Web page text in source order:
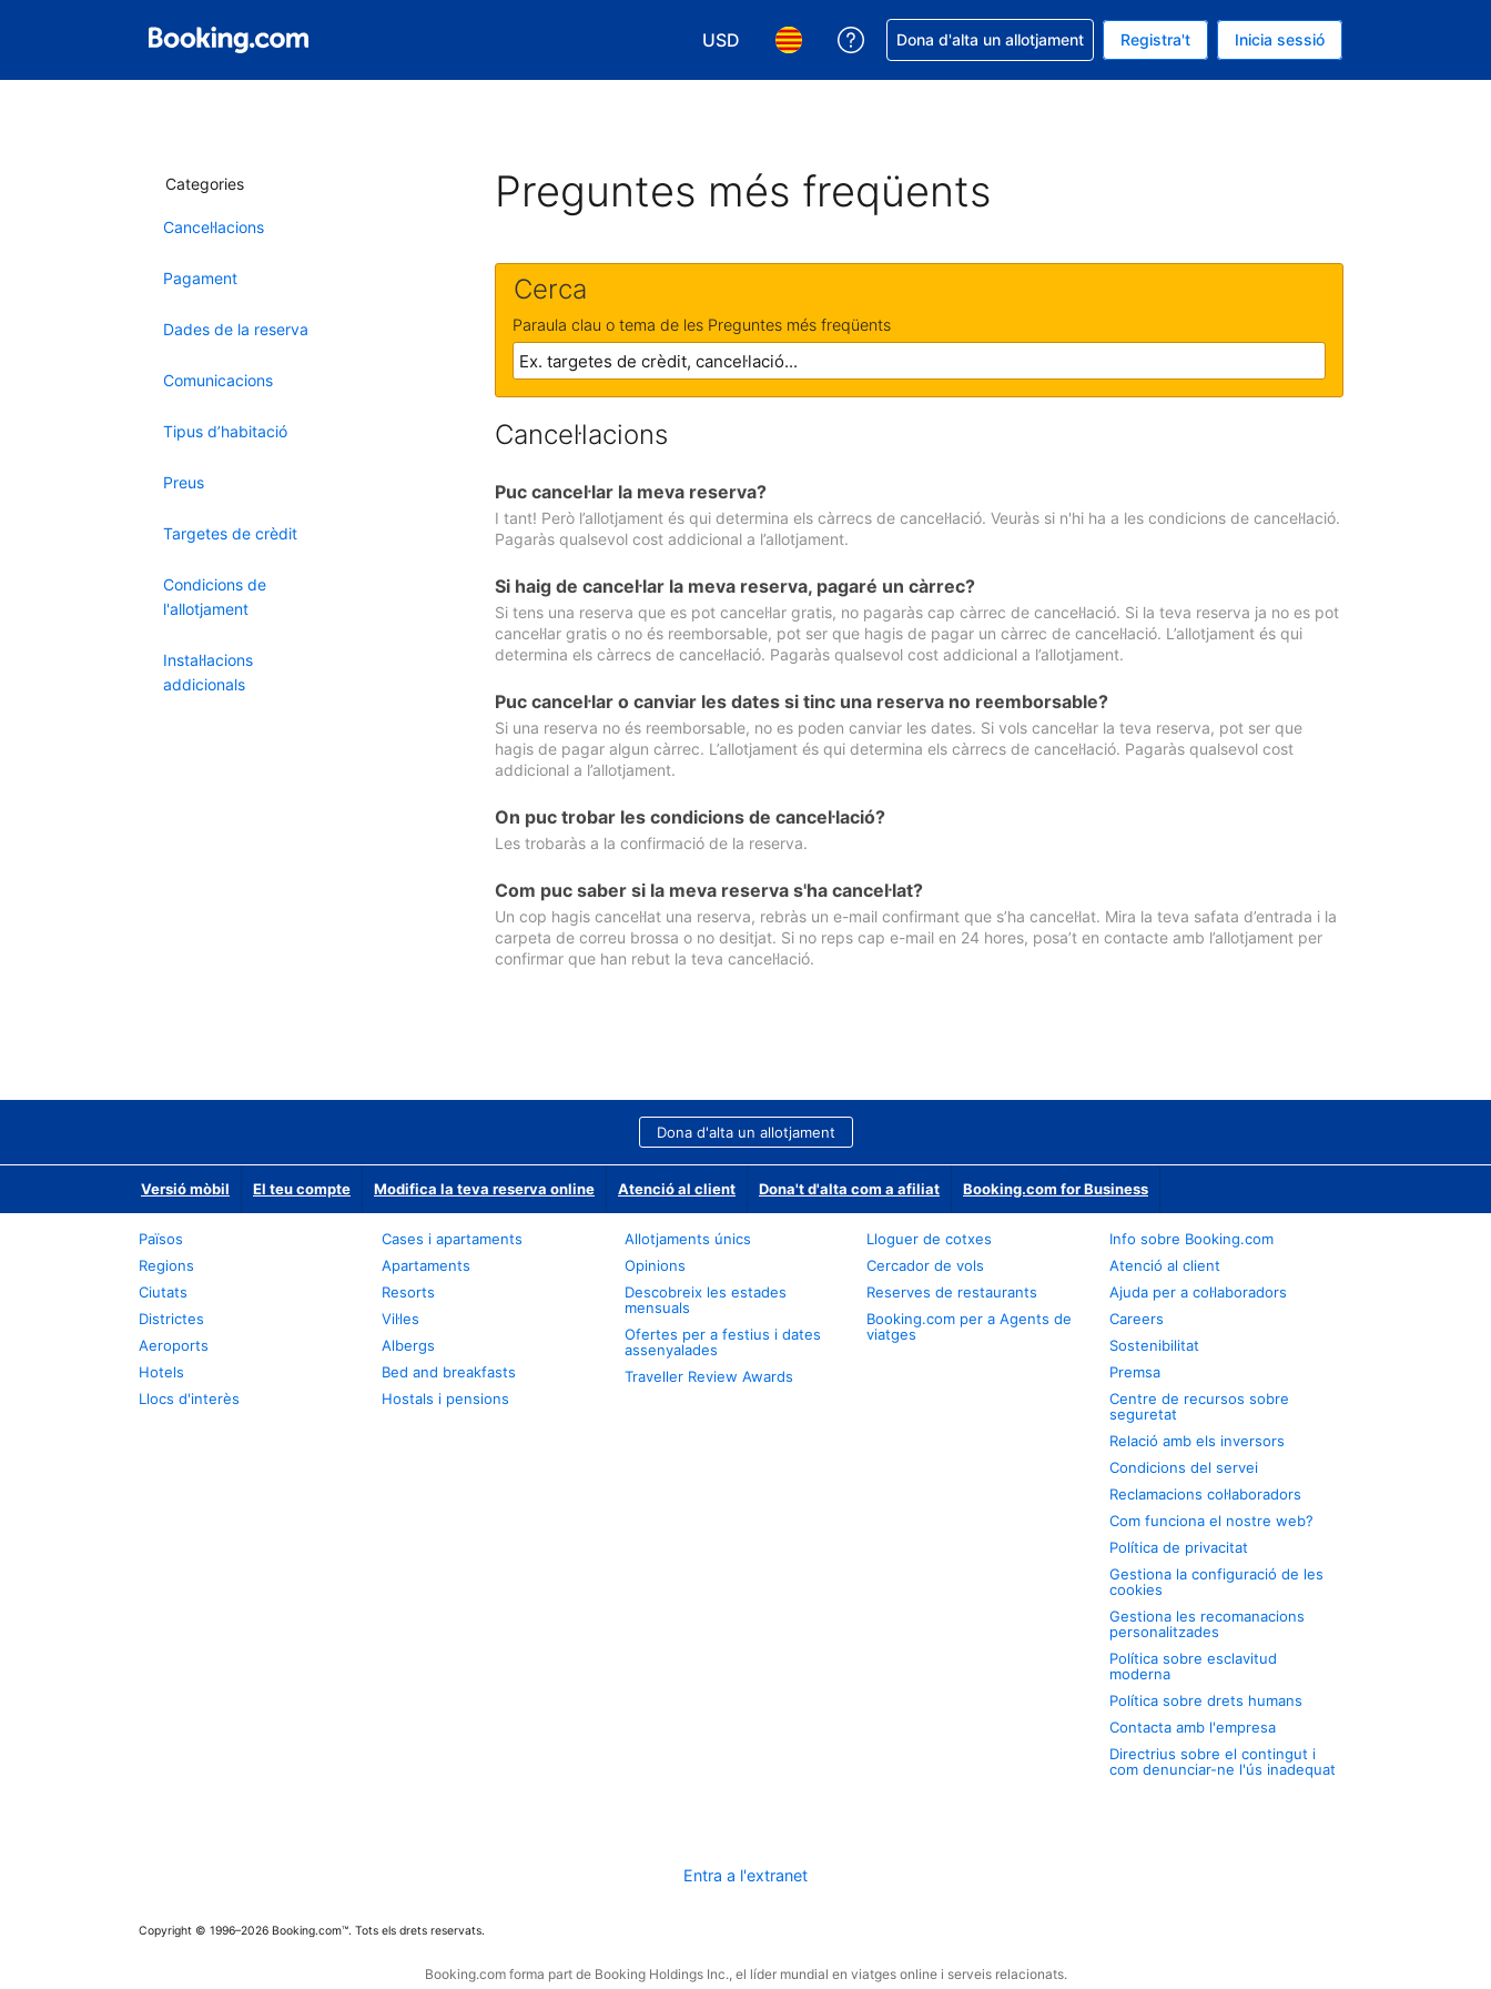
USD
Tria la moneda. La moneda actual és Dòlar dels Estats Units
Tria l'idioma. L'idioma actual és Català
Rep ajuda amb la reserva
Dona d'alta un allotjament Registra't Inicia sessió
Categories
Cancel·lacions
Pagament
Dades de la reserva
Comunicacions
Tipus d’habitació
Preus
Targetes de crèdit
Condicions de
l'allotjament
Instal·lacions
addicionals
Preguntes més freqüents
Cerca
Paraula clau o tema de les Preguntes més freqüents
Cancel·lacions
Puc cancel·lar la meva reserva?
I tant! Però l’allotjament és qui determina els càrrecs de cancel·lació. Veuràs si n'hi ha a les condicions de cancel·lació.
Pagaràs qualsevol cost addicional a l’allotjament.
Si haig de cancel·lar la meva reserva, pagaré un càrrec?
Si tens una reserva que es pot cancel·lar gratis, no pagaràs cap càrrec de cancel·lació. Si la teva reserva ja no es pot
cancel·lar gratis o no és reemborsable, pot ser que hagis de pagar un càrrec de cancel·lació. L’allotjament és qui
determina els càrrecs de cancel·lació. Pagaràs qualsevol cost addicional a l’allotjament.
Puc cancel·lar o canviar les dates si tinc una reserva no reemborsable?
Si una reserva no és reemborsable, no es poden canviar les dates. Si vols cancel·lar la teva reserva, pot ser que
hagis de pagar algun càrrec. L’allotjament és qui determina els càrrecs de cancel·lació. Pagaràs qualsevol cost
addicional a l’allotjament.
On puc trobar les condicions de cancel·lació?
Les trobaràs a la confirmació de la reserva.
Com puc saber si la meva reserva s'ha cancel·lat?
Un cop hagis cancel·lat una reserva, rebràs un e-mail confirmant que s’ha cancel·lat. Mira la teva safata d’entrada i la
carpeta de correu brossa o no desitjat. Si no reps cap e-mail en 24 hores, posa’t en contacte amb l’allotjament per
confirmar que han rebut la teva cancel·lació.
Dona d'alta un allotjament
Versió mòbil El teu compte Modifica la teva reserva online Atenció al client Dona't d'alta com a afiliat Booking.com for Business
Països
Regions
Ciutats
Districtes
Aeroports
Hotels
Llocs d'interès
Cases i apartaments
Apartaments
Resorts
Vil·les
Albergs
Bed and breakfasts
Hostals i pensions
Allotjaments únics
Opinions
Descobreix les estades
mensuals
Ofertes per a festius i dates
assenyalades
Traveller Review Awards
Lloguer de cotxes
Cercador de vols
Reserves de restaurants
Booking.com per a Agents de
viatges
Info sobre Booking.com
Atenció al client
Ajuda per a col·laboradors
Careers
Sostenibilitat
Premsa
Centre de recursos sobre
seguretat
Relació amb els inversors
Condicions del servei
Reclamacions col·laboradors
Com funciona el nostre web?
Política de privacitat
Gestiona la configuració de les
cookies
Gestiona les recomanacions
personalitzades
Política sobre esclavitud
moderna
Política sobre drets humans
Contacta amb l'empresa
Directrius sobre el contingut i
com denunciar-ne l'ús inadequat
Entra a l'extranet
Copyright © 1996–2026 Booking.com™. Tots els drets reservats.
Booking.com forma part de Booking Holdings Inc., el líder mundial en viatges online i serveis relacionats.